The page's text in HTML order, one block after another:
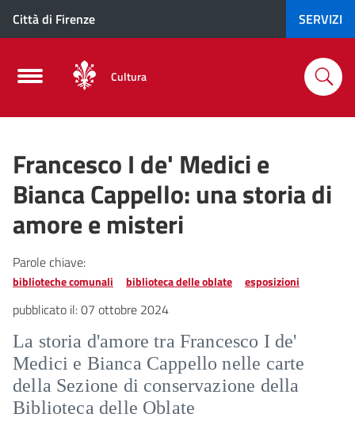
Città di Firenze SERVIZI
Cultura
Francesco I de' Medici e
Bianca Cappello: una storia di
amore e misteri
Parole chiave:
biblioteche comunali biblioteca delle oblate esposizioni
pubblicato il:07 ottobre 2024
La storia d'amore tra Francesco I de'
Medici e Bianca Cappello nelle carte
della Sezione di conservazione della
Biblioteca delle Oblate